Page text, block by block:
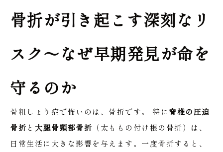
骨折が引き起こす深刻なリ
スク〜なぜ早期発見が命を
守るのか
骨粗しょう症で怖いのは、骨折です。 特に脊椎の圧迫
骨折 と 大腿骨頸部骨折 （太ももの付け根の骨折）は、
日常生活に大きな影響を与えます。一度骨折すると、